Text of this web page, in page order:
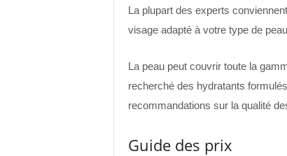
La plupart des experts
visage adapté à votre type de
La peau peut couvrir toute la
recherché des hydratants
recommandations sur la qualité
Guide des prix